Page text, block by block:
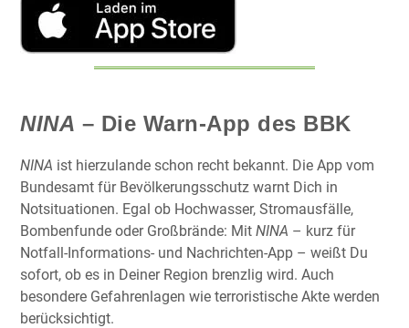
NINA – Die Warn-App des BBK
NINA ist hierzulande schon recht bekannt. Die App vom
Bundesamt für Bevölkerungsschutz warnt Dich in
Notsituationen. Egal ob Hochwasser, Stromausfälle,
Bombenfunde oder Großbrände: Mit NINA – kurz für
Notfall-Informations- und Nachrichten-App – weißt Du
sofort, ob es in Deiner Region brenzlig wird. Auch
besondere Gefahrenlagen wie terroristische Akte werden
berücksichtigt.